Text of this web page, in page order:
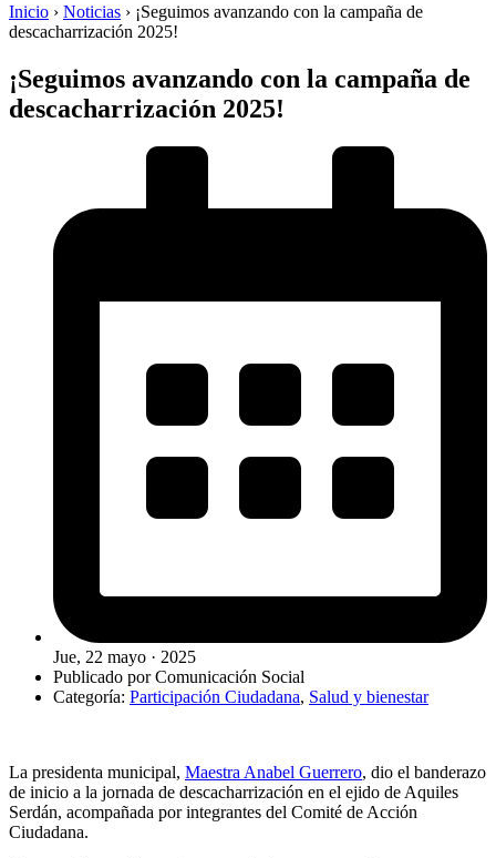
Inicio › Noticias › ¡Seguimos avanzando con la campaña de
descacharrización 2025!
¡Seguimos avanzando con la campaña de
descacharrización 2025!
Jue, 22 mayo · 2025
Publicado porComunicación Social
Categoría: Participación Ciudadana, Salud y bienestar
La presidenta municipal, Maestra Anabel Guerrero, dio el banderazo
de inicio a la jornada de descacharrización en el ejido de Aquiles
Serdán, acompañada por integrantes del Comité de Acción
Ciudadana.